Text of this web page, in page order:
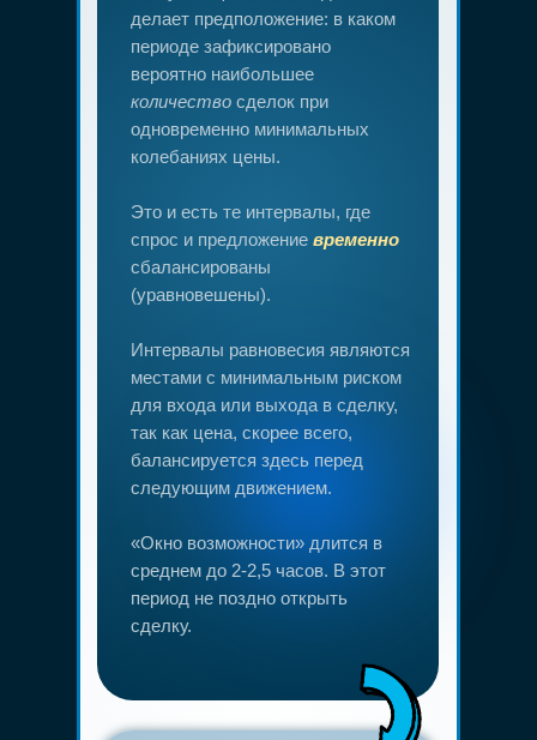
делает предположение: в каком
периоде зафиксировано
вероятно наибольшее
количество сделок при
одновременно минимальных
колебаниях цены.
Это и есть те интервалы, где
спрос и предложение временно
сбалансированы
(уравновешены).
Интервалы равновесия являются
местами с минимальным риском
для входа или выхода в сделку,
так как цена, скорее всего,
балансируется здесь перед
следующим движением.
«Окно возможности» длится в
среднем до 2-2,5 часов. В этот
период не поздно открыть
сделку.